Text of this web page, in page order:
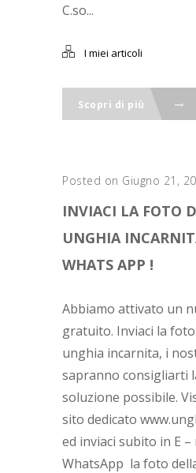
C.so...
I miei articoli
Scopri di più
Posted on Giugno 21,
INVIACI LA FOTO
UNGHIA
WHATS APP !
Abbiamo attivato un
gratuito. Inviaci la
unghia incarnita, i
sapranno consigliarti
soluzione possibile.
sito dedicato
ed inviaci subito in E
WhatsApp la foto